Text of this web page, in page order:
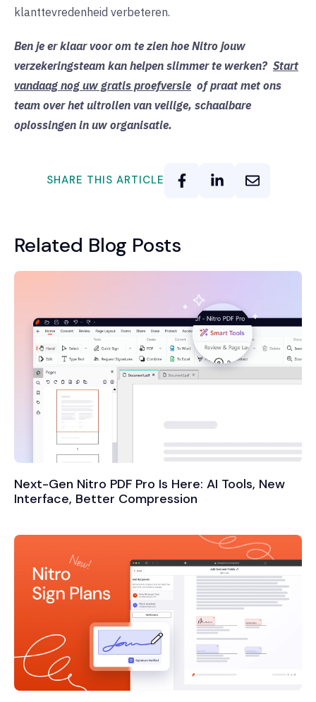
klanttevredenheid verbeteren.
Ben je er klaar voor om te zien hoe Nitro jouw
verzekeringsteam kan helpen slimmer te werken? Start
vandaag nog uw gratis proefversie of praat met ons
team over het uitrollen van veilige, schaalbare
oplossingen in uw organisatie.
SHARE THIS ARTICLE
Related Blog Posts
Next-Gen Nitro PDF Pro Is Here: AI Tools, New
Interface, Better Compression